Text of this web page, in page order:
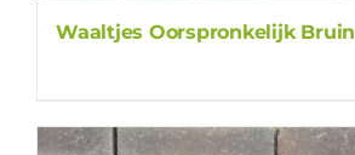
Waaltjes Oorspronkelijk Bruin